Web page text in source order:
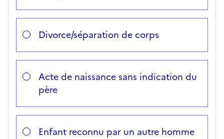
Divorce/séparation de corps
Acte de naissance sans indication du
père
Enfant reconnu par un autre homme